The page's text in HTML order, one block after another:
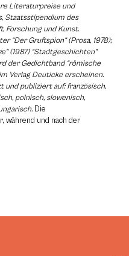
Literaturpreise und
Staatsstipendium des
Forschung und Kunst.
“Der Gruftspion” (Prosa, 1978);
(1987) “Stadtgeschichten”
der Gedichtband “römische
Verlag Deuticke erscheinen.
und publiziert auf: französisch,
polnisch, slowenisch,
Die
während und nach der